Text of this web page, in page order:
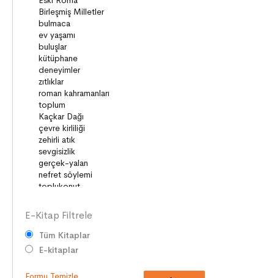
VATANDAŞLIK
MİLLİ KÜLTÜR
DUYGULAR
HAYAL GÜCÜ
MİLLİ KÜLTÜRÜMÜZ
DAVRANIŞLAR
SAĞLIK ve SPOR
YETENEKLER
BİREY ve TOPLUM
ANLAM ARAYIŞI
PSİKOLOJİ
E-Kitap Filtrele
Tüm Kitaplar
E-kitaplar